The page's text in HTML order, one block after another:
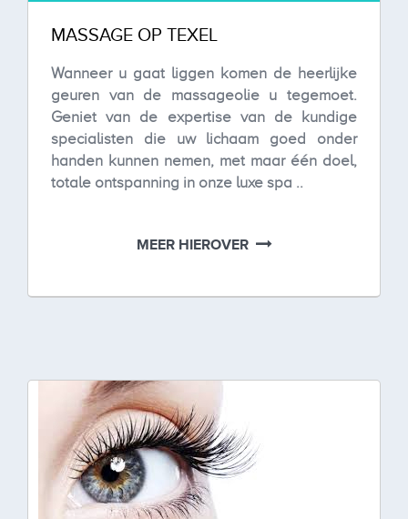
MASSAGE OP TEXEL
Wanneer u gaat liggen komen de heerlijke
geuren van de massageolie u tegemoet.
Geniet van de expertise van de kundige
specialisten die uw lichaam goed onder
handen kunnen nemen, met maar één doel,
totale ontspanning in onze luxe spa ..
MEER HIEROVER